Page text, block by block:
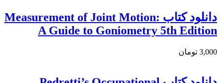
دانلود كتاب Measurement of Joint Motion:
A Guide to Goniometry 5th Edition
3,000 تومان